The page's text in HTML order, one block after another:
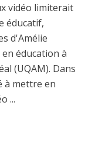
vidéo limiterait
éducatif,
d'Amélie
éducation à
(UQAM). Dans
à mettre en
...